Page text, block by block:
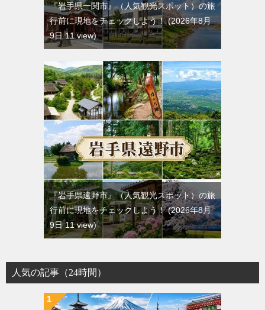
『岩手県一関市』（人気観光スポット）の旅
行前に現地をチェックしよう！ 2026年8月
9日 11 view
『岩手県遠野市』（人気観光スポット）の旅
行前に現地をチェックしよう！ 2026年8月
9日 11 view
人気の記事（24時間）